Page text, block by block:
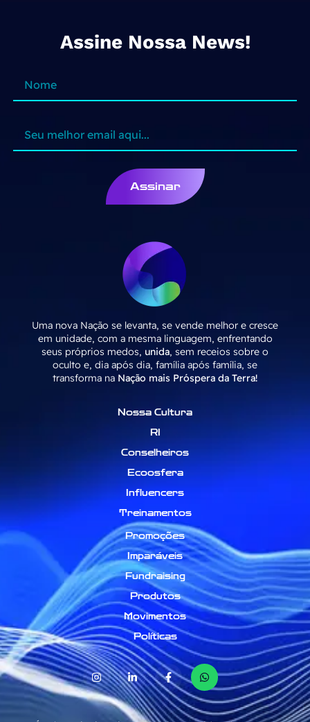
Assine Nossa News!
Assinar
Uma nova Nação se levanta, se vende melhor e cresce
em unidade, com a mesma linguagem, enfrentando
seus próprios medos, unida, sem receios sobre o
oculto e, dia após dia, família após família, se
transforma na Nação mais Próspera da Terra!
Nossa Cultura
RI
Conselheiros
Ecoosfera
Influencers
Treinamentos
Promoções
Imparáveis
Fundraising
Produtos
Movimentos
Políticas